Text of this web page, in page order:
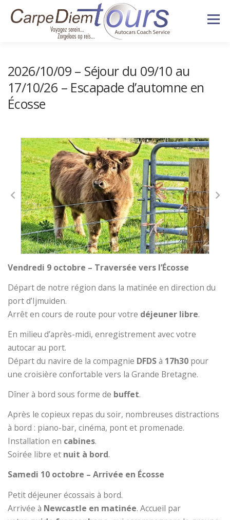
Aller
Menu
VÉHICULES
DEVIS & CONTACT
2026/10/09 – Séjour du 09/10 au
17/10/26 – Escapade d’automne en
Écosse
Vendredi 9 octobre – Traversée vers l’Écosse
Départ de notre région dans la matinée en direction du
port d’Ijmuiden.
Arrêt en cours de route pour votre déjeuner libre.
En milieu d’après-midi, enregistrement avec votre
autocar au port.
Départ du navire de la compagnie DFDSà 17h30 pour
une croisière confortable vers la Grande Bretagne.
Dîner à bord sous forme de buffet.
Après le copieux repas du soir, nombreuses distractions
à bord : piano-bar, cinéma, pont et promenade.
Installation en cabines.
Soirée libre et nuit à bord.
Samedi 10 octobre – Arrivée en Écosse
Petit déjeuner écossais à bord.
Arrivée à Newcastle en matinée. Accueil par